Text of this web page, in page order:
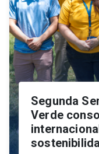
Segunda
Verde